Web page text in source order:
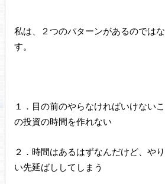
私は、２つのパターンがあるのでは
す。
１．目の前のやらなければいけない
の投資の時間を作れない
２．時間はあるはずなんだけど、や
い先延ばししてしまう